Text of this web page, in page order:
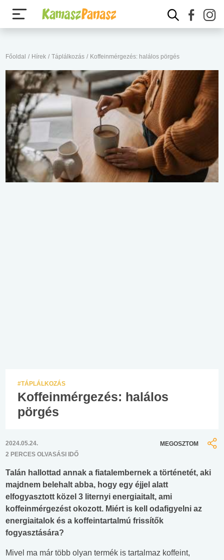
Főoldal / Hírek / Táplálkozás / Koffeinmérgezés: halálos pörgés
#TÁPLÁLKOZÁS
Koffeinmérgezés: halálos
pörgés
2024.05.24.
2 PERCES OLVASÁSI IDŐ
MEGOSZTOM
Talán hallottad annak a fiatalembernek a történetét, aki
majdnem belehalt abba, hogy egy éjjel alatt
elfogyasztott közel 3 liternyi energiaitalt, ami
koffeinmérgezést okozott. Miért is kell odafigyelni az
energiaitalok és a koffeintartalmú frissítők
fogyasztására?
Mivel ma már több olyan termék is tartalmaz koffeint,